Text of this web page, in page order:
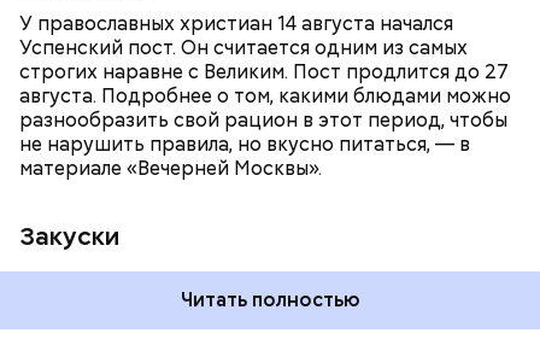
У православных христиан 14 августа начался
Успенский пост. Он считается одним из самых
строгих наравне с Великим. Пост продлится до 27
августа. Подробнее о том, какими блюдами можно
разнообразить свой рацион в этот период, чтобы
не нарушить правила, но вкусно питаться, — в
материале «Вечерней Москвы».
Закуски
Читать полностью